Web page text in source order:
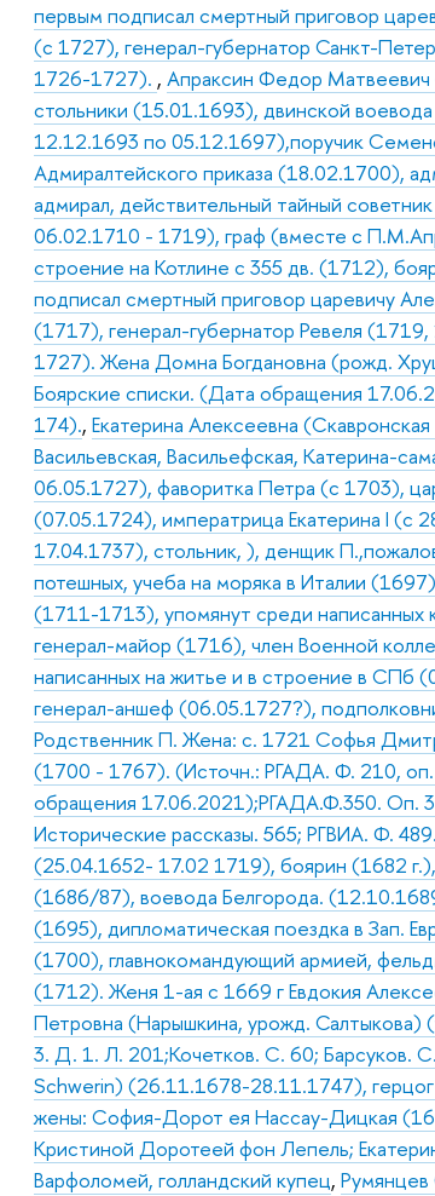
первым подписал смертный приговор
(с 1727), генерал-губернатор Санкт-
1726-1727). ,Апраксин Федор
стольники (15.01.1693), двинской
12.12.1693 по 05.12.1697),поручик
Адмиралтейского приказа (18.02.1700),
адмирал, действительный тайный
06.02.1710 - 1719), граф (вместе с
строение на Котлине с 355 дв. (1712),
подписал смертный приговор царевичу
(1717), генерал-губернатор Ревеля
1727). Жена Домна Богдановна (рожд.
Боярские списки. (Дата обращения
174).,Екатерина Алексеевна
Васильевская, Васильефская, Катерина-
06.05.1727), фаворитка Петра (с 1703),
(07.05.1724), императрица Екатерина I (с
17.04.1737), стольник, ), денщик
потешных, учеба на моряка в Италии
(1711-1713), упомянут среди написанных
генерал-майор (1716), член Военной
написанных на житье и в строение в
генерал-аншеф (06.05.1727?),
Родственник П. Жена: с. 1721 Софья
(1700 - 1767). (Источн.: РГАДА. Ф. 210,
обращения 17.06.2021);РГАДА.Ф.350. Оп.
Исторические рассказы. 565; РГВИА. Ф.
(25.04.1652- 17.02 1719), боярин (1682
(1686/87), воевода Белгорода.
(1695), дипломатическая поездка в Зап.
(1700), главнокомандующий армией,
(1712). Женя 1-ая с 1669 г Евдокия
Петровна (Нарышкина, урожд.
3. Д. 1. Л. 201;Кочетков. С. 60; Барсуков.
Schwerin) (26.11.1678-28.11.1747),
жены: София-Дорот ея Нассау-Дицкая
Кристиной Доротеей фон Лепель;
Варфоломей, голландский купец,